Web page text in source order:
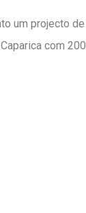
um projecto de
com 200